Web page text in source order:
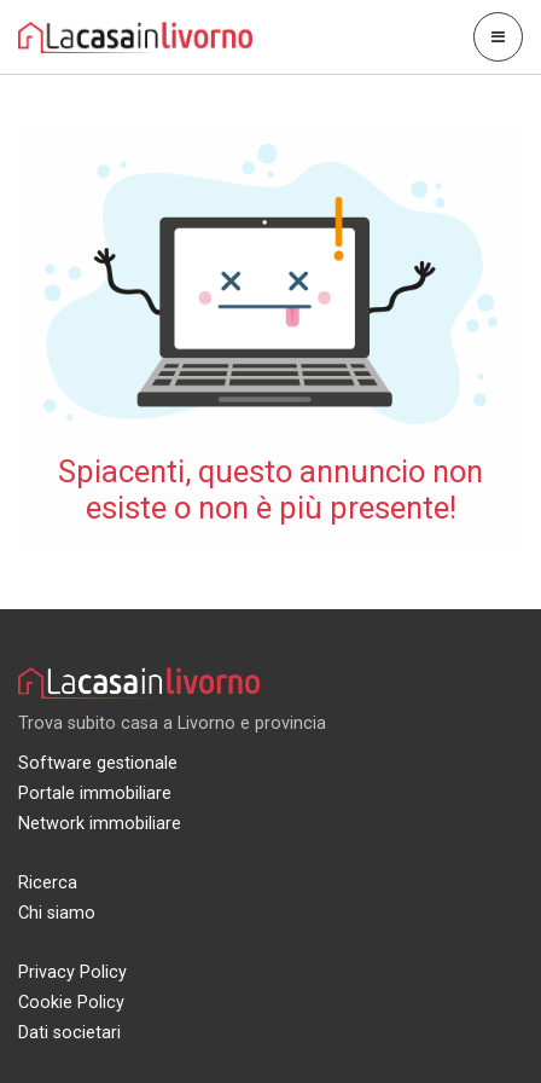
Spiacenti, questo annuncio non
esiste o non è più presente!
Trova subito casa a Livorno e provincia
Software gestionale
Portale immobiliare
Network immobiliare
Ricerca
Chi siamo
Privacy Policy
Cookie Policy
Dati societari